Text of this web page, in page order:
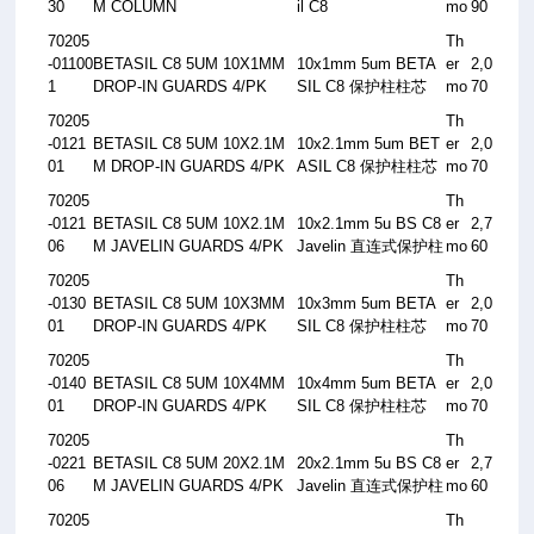
30 M COLUMN il C8 mo 90
70205
-01100
1
BETASIL C8 5UM 10X1MM
DROP-IN GUARDS 4/PK
10x1mm 5um BETA
SIL C8 保护柱柱芯
Th
er
mo
2,0
70
70205
-0121
01
BETASIL C8 5UM 10X2.1M
M DROP-IN GUARDS 4/PK
10x2.1mm 5um BET
ASIL C8 保护柱柱芯
Th
er
mo
2,0
70
70205
-0121
06
BETASIL C8 5UM 10X2.1M
M JAVELIN GUARDS 4/PK
10x2.1mm 5u BS C8
Javelin 直连式保护柱
Th
er
mo
2,7
60
70205
-0130
01
BETASIL C8 5UM 10X3MM
DROP-IN GUARDS 4/PK
10x3mm 5um BETA
SIL C8 保护柱柱芯
Th
er
mo
2,0
70
70205
-0140
01
BETASIL C8 5UM 10X4MM
DROP-IN GUARDS 4/PK
10x4mm 5um BETA
SIL C8 保护柱柱芯
Th
er
mo
2,0
70
70205
-0221
06
BETASIL C8 5UM 20X2.1M
M JAVELIN GUARDS 4/PK
20x2.1mm 5u BS C8
Javelin 直连式保护柱
Th
er
mo
2,7
60
70205
Th